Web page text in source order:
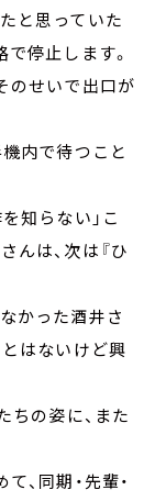
と思っていた
停止します。
のせいで出口が
内で待つこと
知らない」こ
んは、次は『ひ
かった酒井さ
はないけど興
の姿に、また
、同期・先輩・